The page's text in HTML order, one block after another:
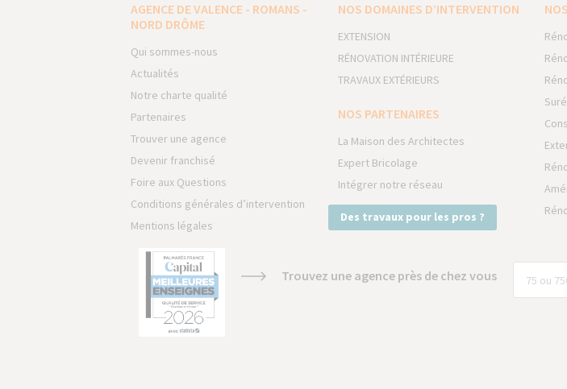
AGENCE DE VALENCE - ROMANS -
NORD DRÔME
Qui sommes-nous
Actualités
Notre charte qualité
Partenaires
Trouver une agence
Devenir franchisé
Foire aux Questions
Conditions générales d’intervention
Mentions légales
NOS DOMAINES D’INTERVENTION
EXTENSION
RÉNOVATION INTÉRIEURE
TRAVAUX EXTÉRIEURS
NOS PARTENAIRES
La Maison des Architectes
Expert Bricolage
Intégrer notre réseau
Des travaux pour les pros ?
Trouvez une agence près de chez vous